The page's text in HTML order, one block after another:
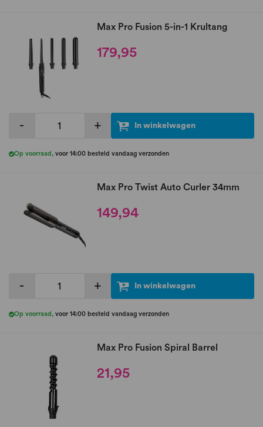
Max Pro Fusion 5-in-1 Krultang
179,95
- + In winkelwagen
Op voorraad , voor 14:00 besteld vandaag verzonden
Max Pro Twist Auto Curler 34mm
149,94
- + In winkelwagen
Op voorraad , voor 14:00 besteld vandaag verzonden
Max Pro Fusion Spiral Barrel
21,95